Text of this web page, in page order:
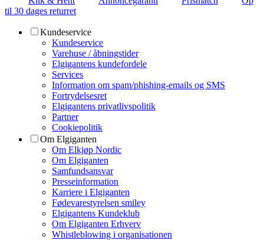
til 30 dages returret
Kundeservice
Kundeservice
Varehuse / åbningstider
Elgigantens kundefordele
Services
Information om spam/phishing-emails og SMS
Fortrydelsesret
Elgigantens privatlivspolitik
Partner
Cookiepolitik
Om Elgiganten
Om Elkjøp Nordic
Om Elgiganten
Samfundsansvar
Presseinformation
Karriere i Elgiganten
Fødevarestyrelsen smiley
Elgigantens Kundeklub
Om Elgiganten Erhverv
Whistleblowing i organisationen